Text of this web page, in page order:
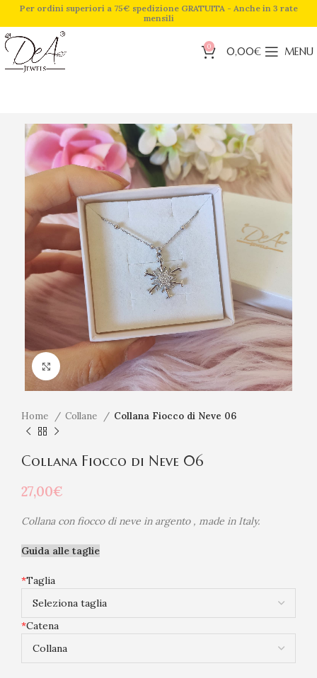
Per ordini superiori a 75€ spedizione GRATUITA - Anche in 3 rate
mensili
0 0,00€ MENU
Click to enlarge
Home Collane Collana Fiocco di Neve 06
Collana Fiocco di Neve 06
27,00€
Collana con fiocco di neve in argento , made in Italy.
Guida alle taglie
*Taglia
*Catena